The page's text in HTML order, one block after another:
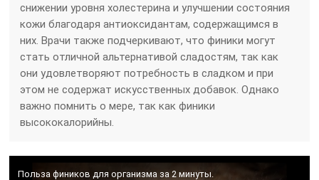
снижении уровня холестерина и улучшении состояния
кожи благодаря антиоксидантам, содержащимся в
них. Врачи также подчеркивают, что финики могут
стать отличной альтернативой сладостям, так как
они удовлетворяют потребность в сладком и при
этом не содержат искусственных добавок. Однако
важно помнить о мере, так как финики
высококалорийны.
Польза фиников для организма за 2 минуты.